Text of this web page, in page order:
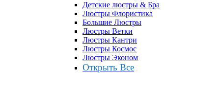
Детские люстры & Бра
Люстры Флористика
Большие Люстры
Люстры Ветки
Люстры Кантри
Люстры Космос
Люстры Эконом
Открыть Все